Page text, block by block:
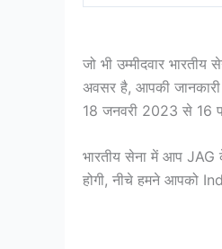
जो भी उम्मीदवार
अवसर है, आपकी जानकारी
18 जनवरी 2023 से 16
भारतीय सेना में आप JAG
होगी, नीचे हमने आपको